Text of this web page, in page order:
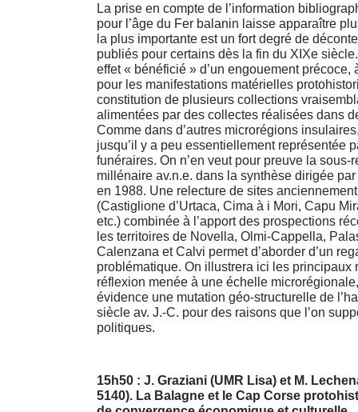
La prise en compte de l’information
pour l’âge du Fer balanin laisse apparaître
la plus importante est un fort degré de
publiés pour certains dès la fin du XIXe
effet « bénéficié » d’un engouement précoce,
pour les manifestations matérielles
constitution de plusieurs collections
alimentées par des collectes réalisées dans
Comme dans d’autres microrégions
jusqu’il y a peu essentiellement représentée
funéraires. On n’en veut pour preuve la sous-
millénaire av.n.e. dans la synthèse dirigée
en 1988. Une relecture de sites
(Castiglione d’Urtaca, Cima à i Mori, Capu
etc.) combinée à l’apport des prospections
les territoires de Novella, Olmi-Cappella,
Calenzana et Calvi permet d’aborder d’un
problématique. On illustrera ici les principaux
réflexion menée à une échelle
évidence une mutation géo-structurelle de
siècle av. J.-C. pour des raisons que l’on
politiques.
15h50 : J. Graziani (UMR Lisa) et M.
5140). La Balagne et le Cap Corse